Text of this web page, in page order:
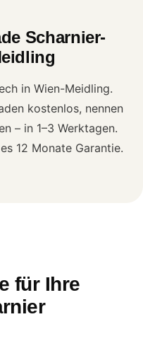
Scharnier-
in Wien-Meidling.
kostenlos, nennen
– in 1–3 Werktagen.
12 Monate Garantie.
für Ihre